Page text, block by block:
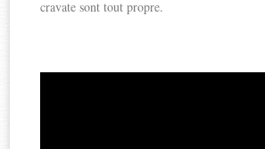
cravate sont tout propre.